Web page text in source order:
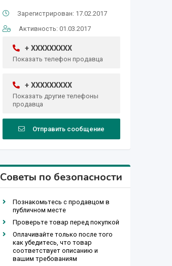
Зарегистрирован: 17.02.2017
Активность: 01.03.2017
+ XXXXXXXXX
Показать телефон продавца
+ XXXXXXXXX
Показать другие телефоны
продавца
Отправить сообщение
Советы по безопасности
Познакомьтесь с продавцом в
публичном месте
Проверьте товар перед покупкой
Оплачивайте только после того
как убедитесь, что товар
соответствует описанию и
вашим требованиям